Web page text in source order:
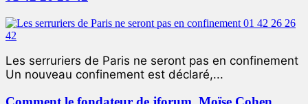
Les serruriers de Paris ne seront pas en confinement
Un nouveau confinement est déclaré,...